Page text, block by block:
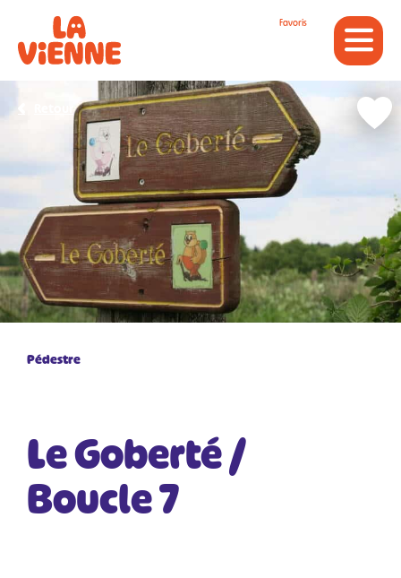
Favoris
Pédestre
Le Goberté /
Boucle 7